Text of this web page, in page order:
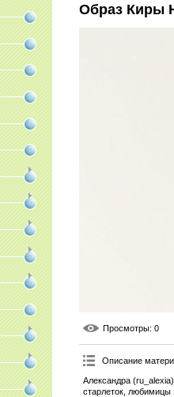
Образ Киры
Просмотры: 0
Описание
Александра
старлеток, любимицы